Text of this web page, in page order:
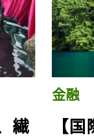
繊
金融
【